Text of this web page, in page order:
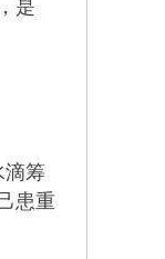
是
滴筹
患重